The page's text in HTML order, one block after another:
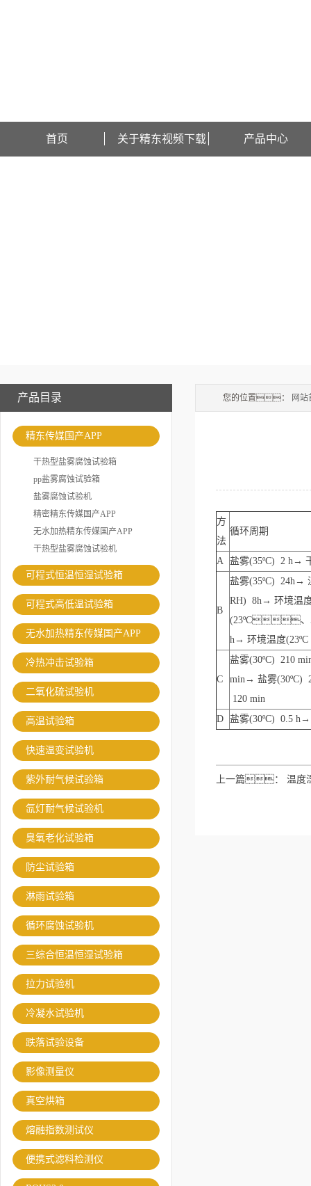
首页 关于精东视频下载 产品中心
产品目录
精东传媒国产APP
干热型盐雾腐蚀试验箱
pp盐雾腐蚀试验箱
盐雾腐蚀试验机
精密精东传媒国产APP
无水加热精东传媒国产APP
干热型盐雾腐蚀试验机
可程式恒温恒湿试验箱
可程式高低温试验箱
无水加热精东传媒国产APP
冷热冲击试验箱
二氧化硫试验机
高温试验箱
快速温变试验机
紫外耐气候试验箱
氙灯耐气候试验机
臭氧老化试验箱
防尘试验箱
淋雨试验箱
循环腐蚀试验机
三综合恒温恒湿试验箱
拉力试验机
冷凝水试验机
跌落试验设备
影像测量仪
真空烘箱
熔融指数测试仪
便携式滤料检测仪
您的位置： 网站
方
法
循环周期
A 盐雾(35ºC) 2 h→
B
盐雾(35ºC)
RH) 8h→ 环境温
(23ºC、
h→ 环境温度
C
盐雾(30ºC) 210
min→ 盐雾(30ºC)
120 min
D 盐雾(30ºC) 0.5
上一篇： 温度